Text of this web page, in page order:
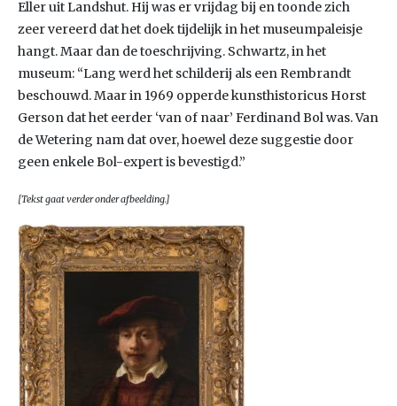
Eller uit Landshut. Hij was er vrijdag bij en toonde zich
zeer vereerd dat het doek tijdelijk in het museumpaleisje
hangt. Maar dan de toeschrijving. Schwartz, in het
museum: “Lang werd het schilderij als een Rembrandt
beschouwd. Maar in 1969 opperde kunsthistoricus Horst
Gerson dat het eerder ‘van of naar’ Ferdinand Bol was. Van
de Wetering nam dat over, hoewel deze suggestie door
geen enkele Bol-expert is bevestigd.”
[Tekst gaat verder onder afbeelding.]